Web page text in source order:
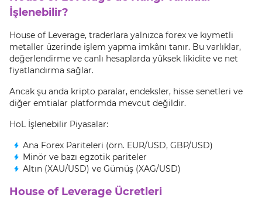
İşlenebilir?
House of Leverage, traderlara yalnızca forex ve kıymetli
metaller üzerinde işlem yapma imkânı tanır. Bu varlıklar,
değerlendirme ve canlı hesaplarda yüksek likidite ve net
fiyatlandırma sağlar.
Ancak şu anda kripto paralar, endeksler, hisse senetleri ve
diğer emtialar platformda mevcut değildir.
HoL İşlenebilir Piyasalar:
Ana Forex Pariteleri (örn. EUR/USD, GBP/USD)
Minör ve bazı egzotik pariteler
Altın (XAU/USD) ve Gümüş (XAG/USD)
House of Leverage Ücretleri